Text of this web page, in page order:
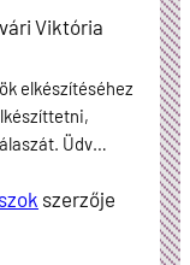
Viktória
elkészítéséhez
Üdv…
szerzője